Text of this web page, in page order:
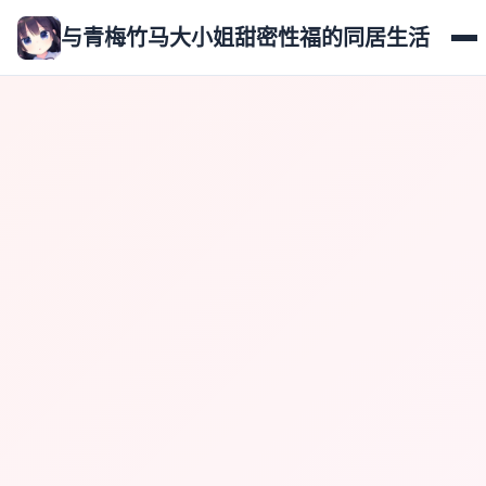
与青梅竹马大小姐甜密性福的同居生活